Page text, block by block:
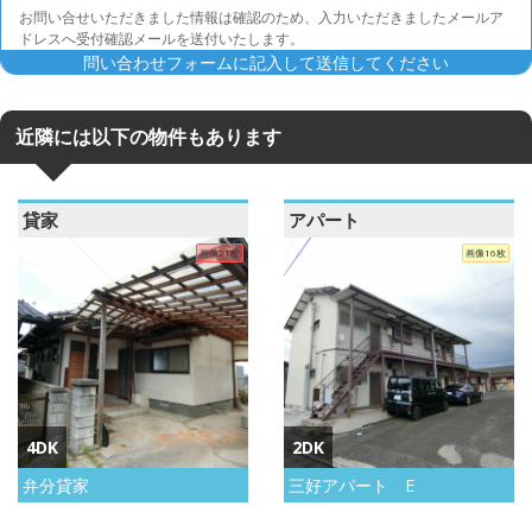
お問い合せいただきました情報は確認のため、入力いただきましたメールア
ドレスへ受付確認メールを送付いたします。
問い合わせフォームに記入して送信してください
近隣には以下の物件もあります
貸家
4DK
画像21枚
弁分貸家
アパート
2DK
画像16枚
三好アパート E